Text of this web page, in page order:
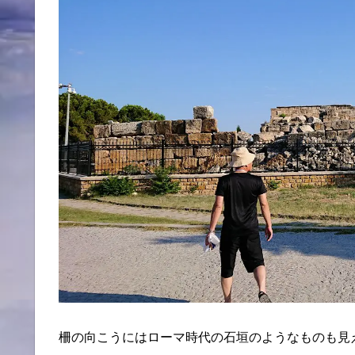
柵の向こうにはローマ時代の石垣のようなものも見